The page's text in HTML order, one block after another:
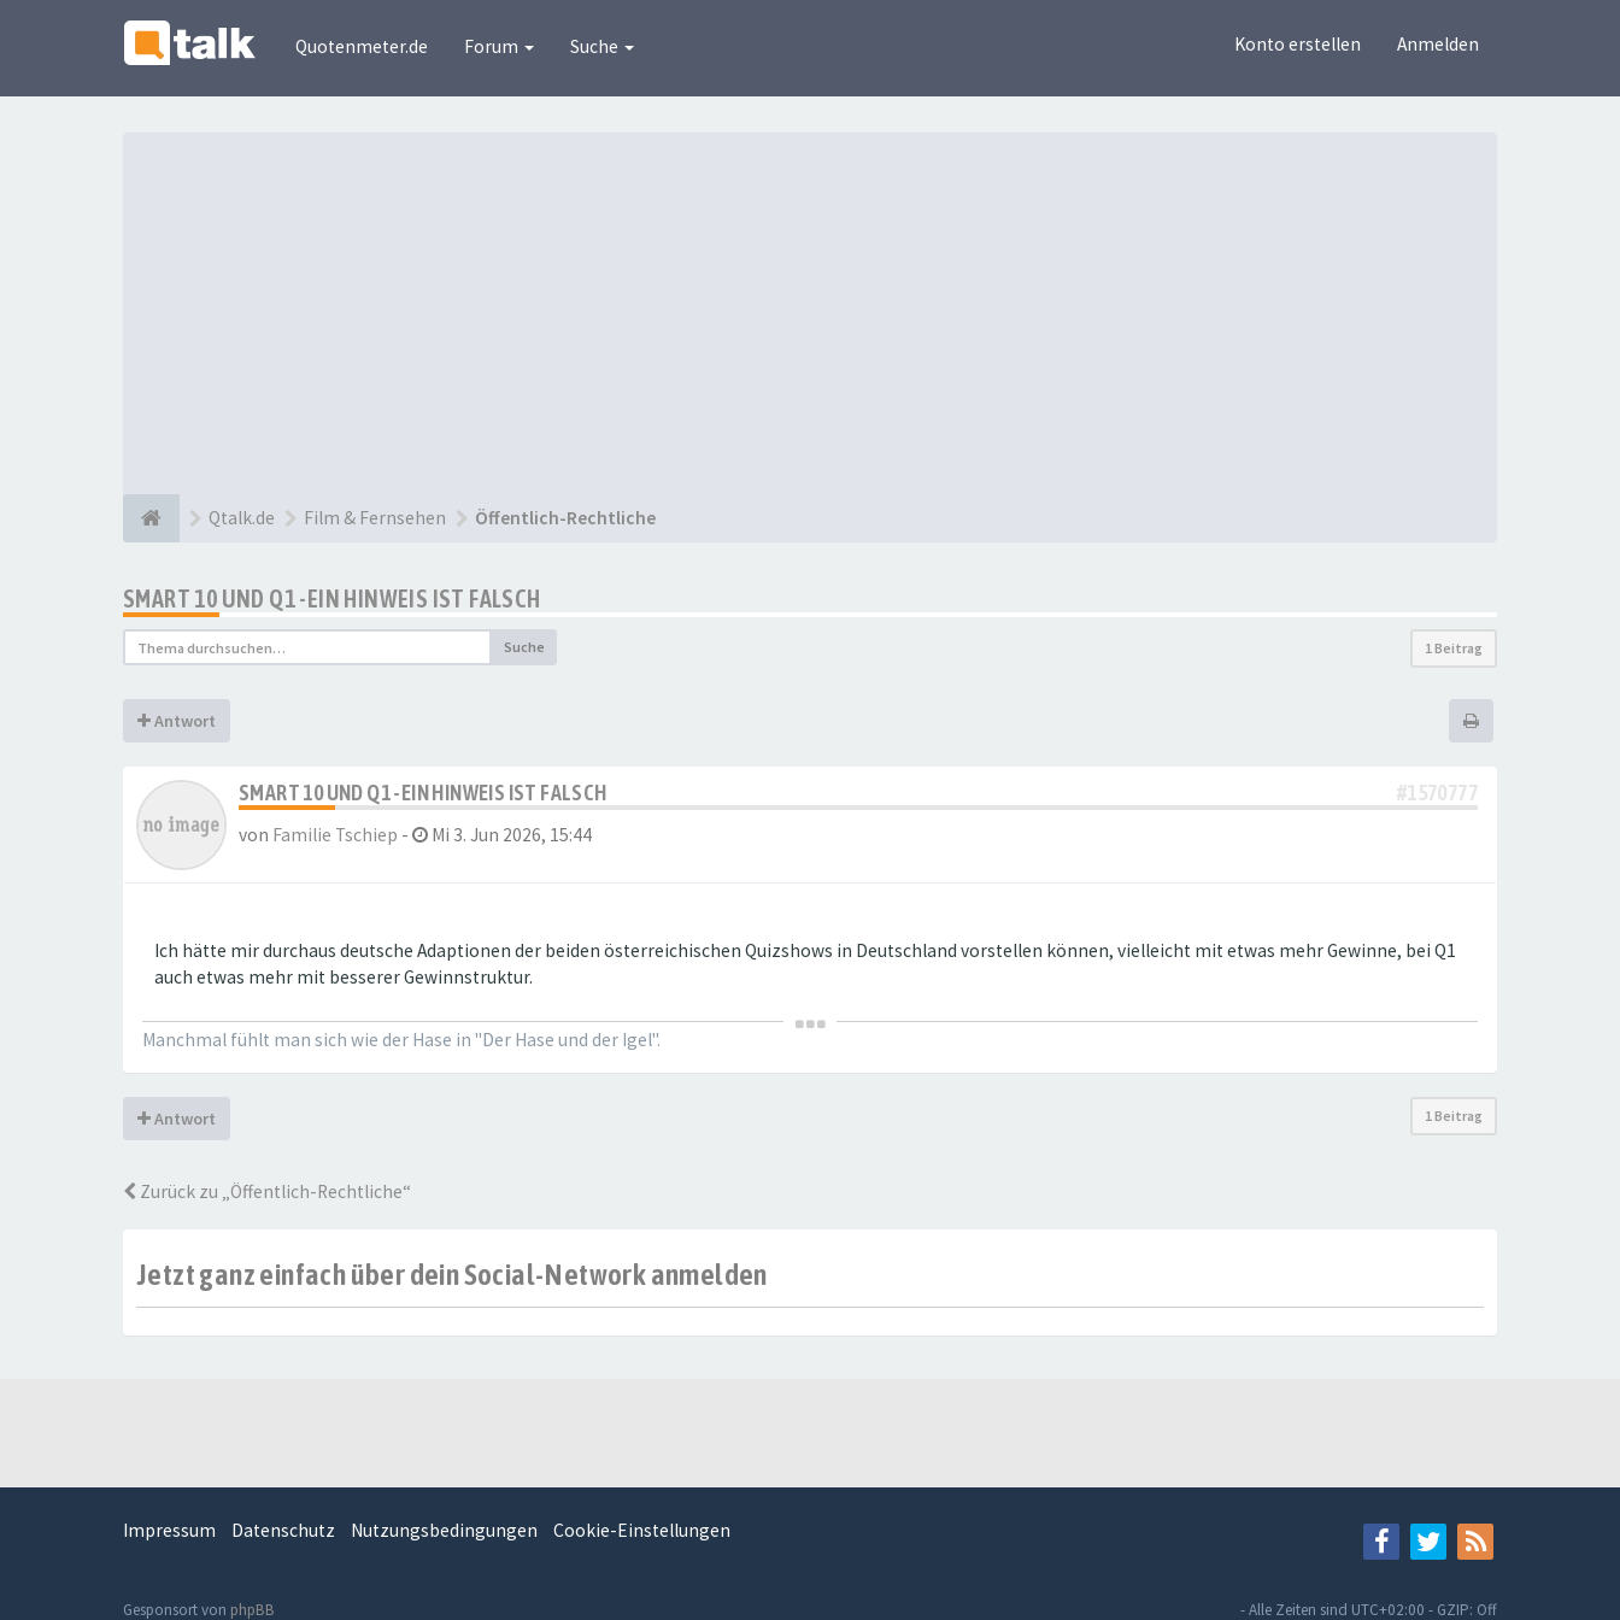
Quotenmeter.de Forum Suche Konto erstellen Anmelden
Qtalk.de Film & Fernsehen Öffentlich-Rechtliche
SMART 10 UND Q1 -EIN HINWEIS IST FALSCH
Suche 1 Beitrag
Antwort
SMART 10 UND Q1 -EIN HINWEIS IST FALSCH #1570777
von Familie Tschiep - Mi 3. Jun 2026, 15:44
Ich hätte mir durchaus deutsche Adaptionen der beiden österreichischen Quizshows in Deutschland vorstellen können, vielleicht mit etwas mehr Gewinne, bei Q1
auch etwas mehr mit besserer Gewinnstruktur.
Manchmal fühlt man sich wie der Hase in "Der Hase und der Igel".
Antwort 1 Beitrag
Zurück zu „Öffentlich-Rechtliche“
Jetzt ganz einfach über dein Social-Network anmelden
Impressum Datenschutz Nutzungsbedingungen Cookie-Einstellungen
Gesponsort von phpBB - Alle Zeiten sind UTC+02:00 - GZIP: Off